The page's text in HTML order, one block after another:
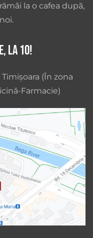
la o cafea după,
la 10!
(În zona
Farmacie)